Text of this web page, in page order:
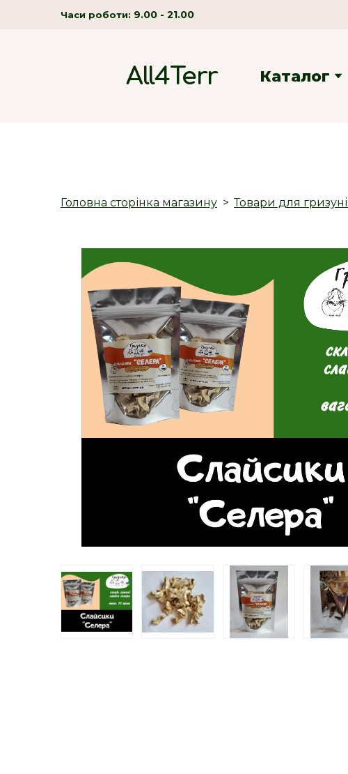
Часи роботи: 9.00 - 21.00
All4Terr Каталог
Головна сторінка магазину Товари для